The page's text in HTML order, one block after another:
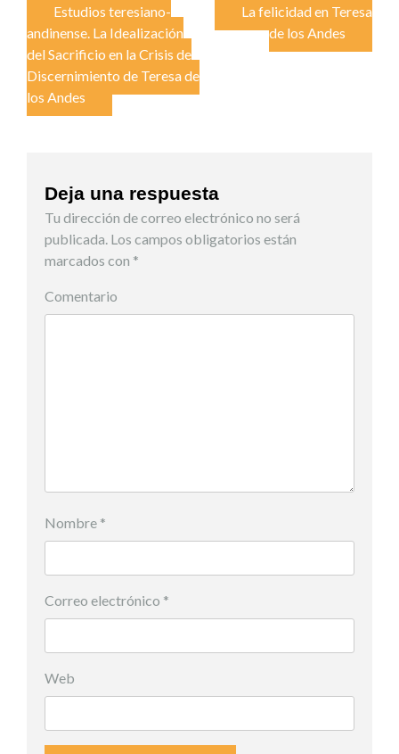
Navegación
de
entradas
Estudios teresiano-
andinense. La Idealización
del Sacrificio en la Crisis de
Discernimiento de Teresa de
los Andes
La felicidad en Teresa
de los Andes
Deja una respuesta
Tu dirección de correo electrónico no será
publicada. Los campos obligatorios están
marcados con *
Comentario
Nombre *
Correo electrónico *
Web